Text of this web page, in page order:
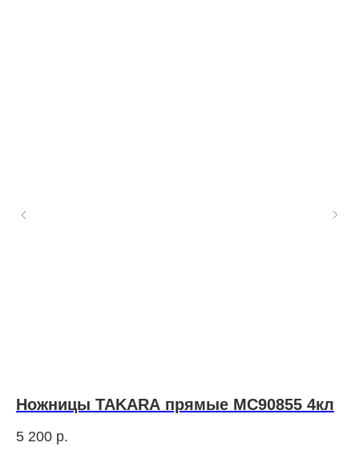
Ножницы TAKARA прямые MC90855 4кл
5 200 р.